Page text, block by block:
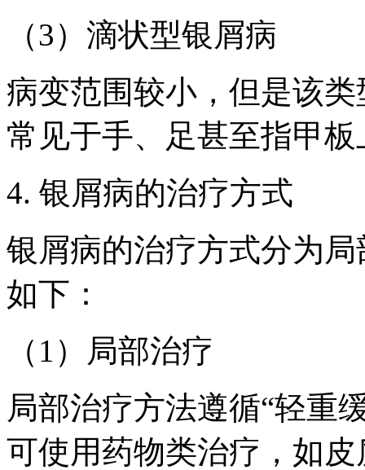
（3）滴状型银屑病
病变范围较小，但是该
常见于手、足甚至指甲板
4. 银屑病的治疗方式
银屑病的治疗方式分为
如下：
（1）局部治疗
局部治疗方法遵循“轻重
可使用药物类治疗，如